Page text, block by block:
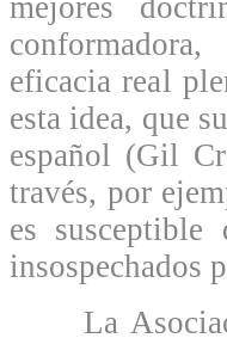
mejores
eficacia real
esta idea, que
español (Gil
través, por
es susceptible
insospechados
La